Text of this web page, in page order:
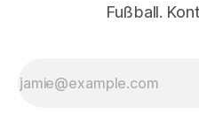
Fußball.